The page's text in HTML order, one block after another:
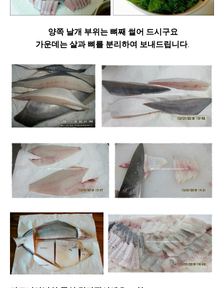
양쪽 날개 부위는 뼈째 썰어 드시구요
가운데는 살과 뼈를 분리하여 보내드립니다.